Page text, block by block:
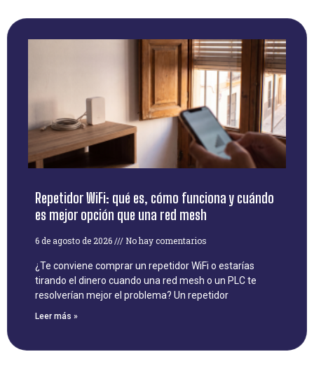
Repetidor WiFi: qué es, cómo funciona y cuándo
es mejor opción que una red mesh
6 de agosto de 2026 No hay comentarios
¿Te conviene comprar un repetidor WiFi o estarías
tirando el dinero cuando una red mesh o un PLC te
resolverían mejor el problema? Un repetidor
Leer más »